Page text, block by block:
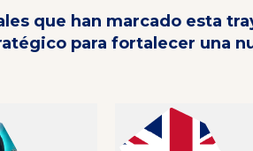
que han marcado esta
para fortalecer una